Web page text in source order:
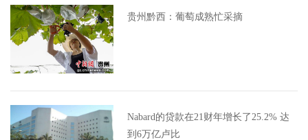
贵州黔西：葡萄成熟忙采摘
Nabard的贷款在21财年增长了25.2% 达
到6万亿卢比